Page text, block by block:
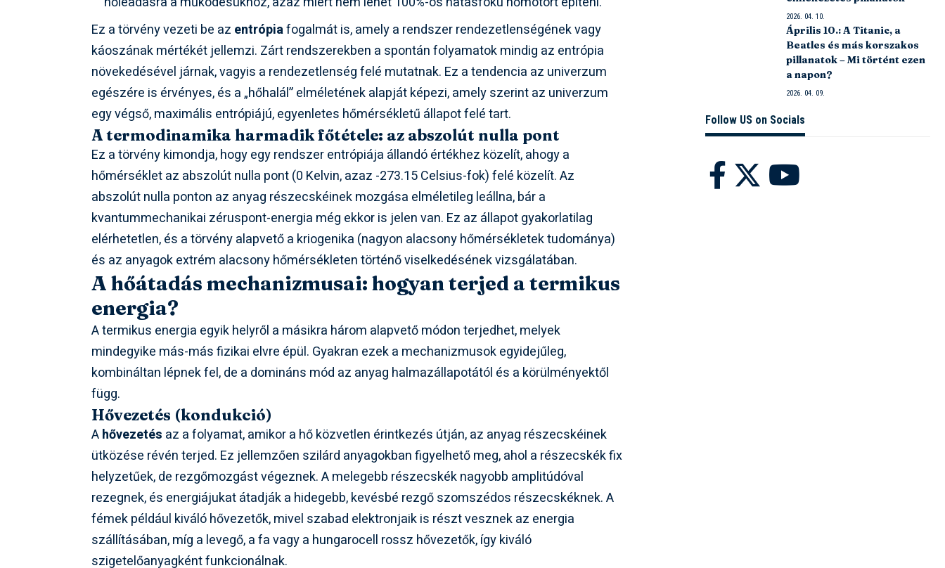
Ez a törvény vezeti be az entrópiafogalmát is, amely a rendszer rendezetlenségének vagy
káoszának mértékét jellemzi. Zárt rendszerekben a spontán folyamatok mindig az entrópia
növekedésével járnak, vagyis a rendezetlenség felé mutatnak. Ez a tendencia az univerzum
egészére is érvényes, és a „hőhalál” elméletének alapját képezi, amely szerint az univerzum
egy végső, maximális entrópiájú, egyenletes hőmérsékletű állapot felé tart.
A termodinamika harmadik főtétele: az abszolút nulla pont
Ez a törvény kimondja, hogy egy rendszer entrópiája állandó értékhez közelít, ahogy a
hőmérséklet az abszolút nulla pont (0 Kelvin, azaz -273.15 Celsius-fok) felé közelít. Az
abszolút nulla ponton az anyag részecskéinek mozgása elméletileg leállna, bár a
kvantummechanikai zéruspont-energia még ekkor is jelen van. Ez az állapot gyakorlatilag
elérhetetlen, és a törvény alapvető a kriogenika (nagyon alacsony hőmérsékletek tudománya)
és az anyagok extrém alacsony hőmérsékleten történő viselkedésének vizsgálatában.
A hőátadás mechanizmusai: hogyan terjed a termikus
energia?
A termikus energia egyik helyről a másikra három alapvető módon terjedhet, melyek
mindegyike más-más fizikai elvre épül. Gyakran ezek a mechanizmusok egyidejűleg,
kombináltan lépnek fel, de a domináns mód az anyag halmazállapotától és a körülményektől
függ.
Hővezetés (kondukció)
Ahővezetés az a folyamat, amikor a hő közvetlen érintkezés útján, az anyag részecskéinek
ütközése révén terjed. Ez jellemzően szilárd anyagokban figyelhető meg, ahol a részecskék fix
helyzetűek, de rezgőmozgást végeznek. A melegebb részecskék nagyobb amplitúdóval
rezegnek, és energiájukat átadják a hidegebb, kevésbé rezgő szomszédos részecskéknek. A
fémek például kiváló hővezetők, mivel szabad elektronjaik is részt vesznek az energia
szállításában, míg a levegő, a fa vagy a hungarocell rossz hővezetők, így kiváló
szigetelőanyagként funkcionálnak.
2026. 04. 10.
Április 10.: A Titanic, a
Beatles és más korszakos
pillanatok – Mi történt ezen
a napon?
2026. 04. 09.
Follow US on Socials